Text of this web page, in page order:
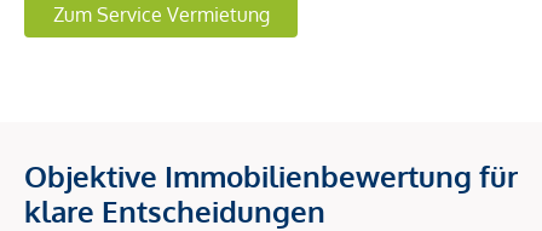
Zum Service Vermietung
Objektive Immobilienbewertung für
klare Entscheidungen